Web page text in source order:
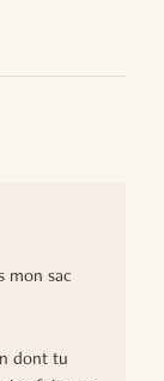
mon sac
dont tu